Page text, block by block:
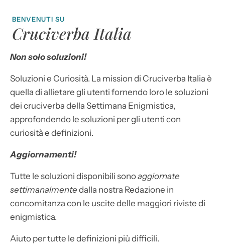
BENVENUTI SU
Cruciverba Italia
Non solo soluzioni!
Soluzioni e Curiosità. La mission di Cruciverba Italia è
quella di allietare gli utenti fornendo loro le soluzioni
dei cruciverba della Settimana Enigmistica,
approfondendo le soluzioni per gli utenti con
curiosità e definizioni.
Aggiornamenti!
Tutte le soluzioni disponibili sonoaggiornate
settimanalmente dalla nostra Redazione in
concomitanza con le uscite delle maggiori riviste di
enigmistica.
Aiuto per tutte le definizioni più difficili.